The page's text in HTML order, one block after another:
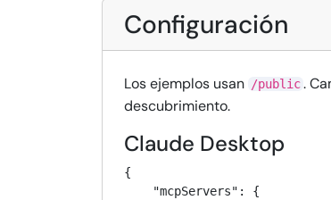
Configuración
Los ejemplos usan /public .
descubrimiento.
Claude Desktop
{
    "mcpServers": {